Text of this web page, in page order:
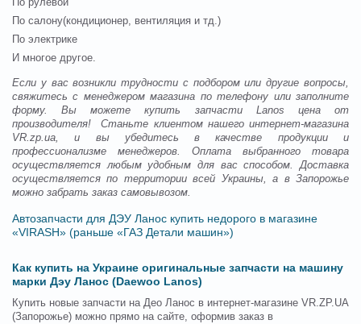
По рулевой
По салону(кондиционер, вентиляция и тд.)
По электрике
И многое другое.
Если у вас возникли трудности с подбором или другие вопросы,
свяжитесь с менеджером магазина по телефону или заполните
форму. Вы можете купить запчасти Lanos цена от
производителя! Станьте клиентом нашего интернет-магазина
VR.zp.ua, и вы убедитесь в качестве продукции и
профессионализме менеджеров. Оплата выбранного товара
осуществляется любым удобным для вас способом. Доставка
осуществляется по территории всей Украины, а в Запорожье
можно забрать заказ самовывозом.
Автозапчасти для ДЭУ Ланос купить недорого в магазине
«VIRASH» (раньше «ГАЗ Детали машин»)
Как купить на Украине оригинальные запчасти на машину
марки Дэу Ланос (Daewoo Lanos)
Купить новые запчасти на Део Ланос в интернет-магазине VR.ZP.UA
(Запорожье) можно прямо на сайте, оформив заказ в